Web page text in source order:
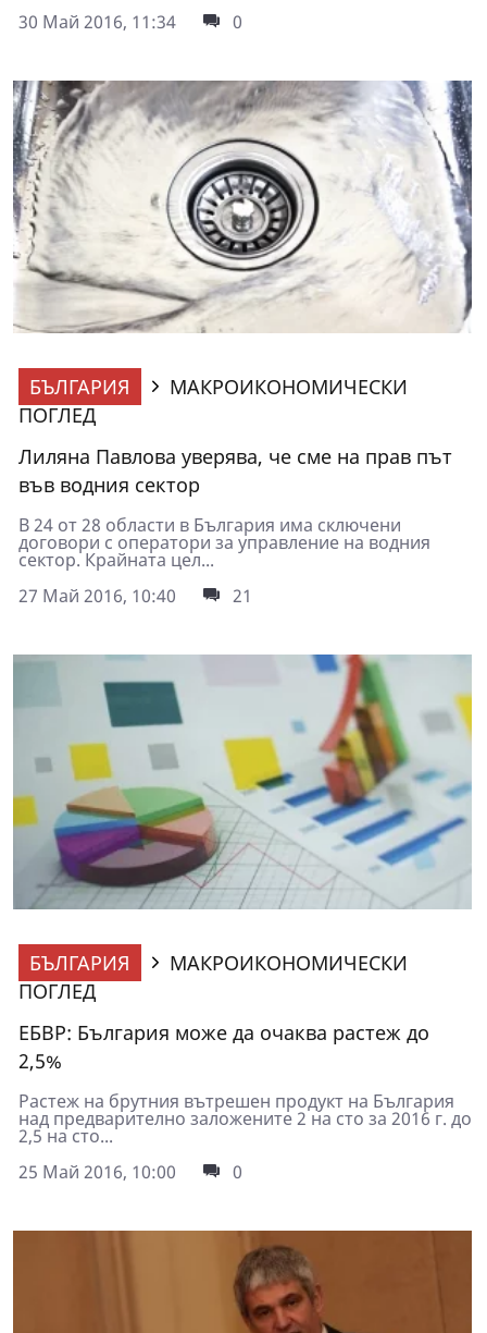
30 Май 2016, 11:34
0
БЪЛГАРИЯ
МАКРОИКОНОМИЧЕСКИ
ПОГЛЕД
Лиляна Павлова уверява, че сме на прав път
във водния сектор
В 24 от 28 области в България има сключени
договори с оператори за управление на водния
сектор. Крайната цел...
27 Май 2016, 10:40
21
БЪЛГАРИЯ
МАКРОИКОНОМИЧЕСКИ
ПОГЛЕД
ЕБВР: България може да очаква растеж до
2,5%
Растеж на брутния вътрешен продукт на България
над предварително заложените 2 на сто за 2016 г. до
2,5 на сто...
25 Май 2016, 10:00
0